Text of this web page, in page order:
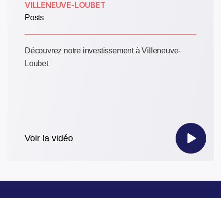
VILLENEUVE-LOUBET
Posts
Découvrez notre investissement à Villeneuve-
Loubet
Voir la vidéo